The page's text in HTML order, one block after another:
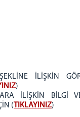
İLİŞKİN
)
İLİŞKİN BİLGİ
(TIKLAYINIZ)